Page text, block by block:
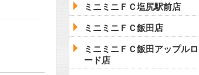
ミニミニＦＣ塩尻駅前店
ミニミニＦＣ飯田店
ミニミニＦＣ飯田アップルロ
ード店